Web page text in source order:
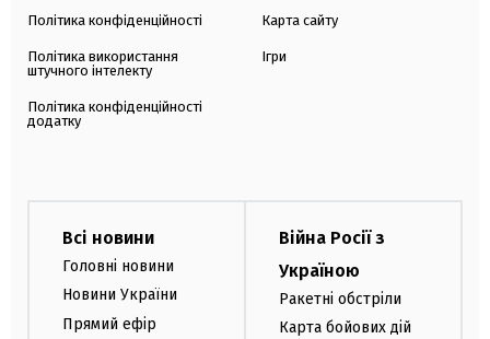
Політика конфіденційності
Політика використання
штучного інтелекту
Політика конфіденційності
додатку
Карта сайту
Ігри
Всі новини
Головні новини
Новини України
Прямий ефір
Війна Росії з
Україною
Ракетні обстріли
Карта бойових дій